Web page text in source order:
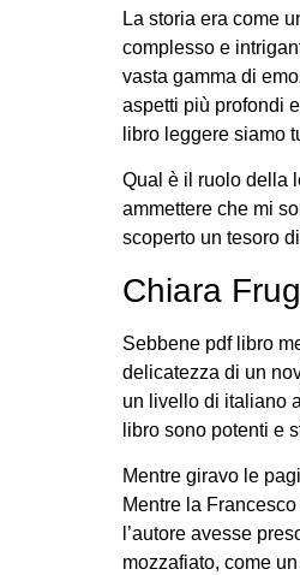
La storia era come
complesso e
vasta gamma di
aspetti più profondi
libro leggere siamo
Qual è il ruolo della
ammettere che mi
scoperto un tesoro
Chiara
Sebbene pdf libro
delicatezza di un
un livello di italiano
libro sono potenti e
Mentre giravo le
Mentre la
l’autore avesse
mozzafiato, come